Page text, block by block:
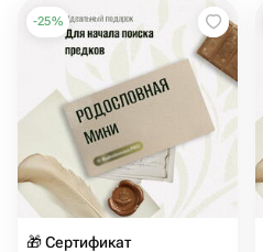
-25%
🎁 Сертификат